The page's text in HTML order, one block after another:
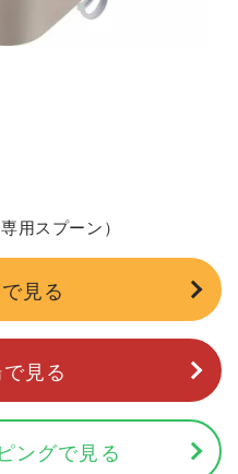
用スプーン）
見る
見る
ングで見る